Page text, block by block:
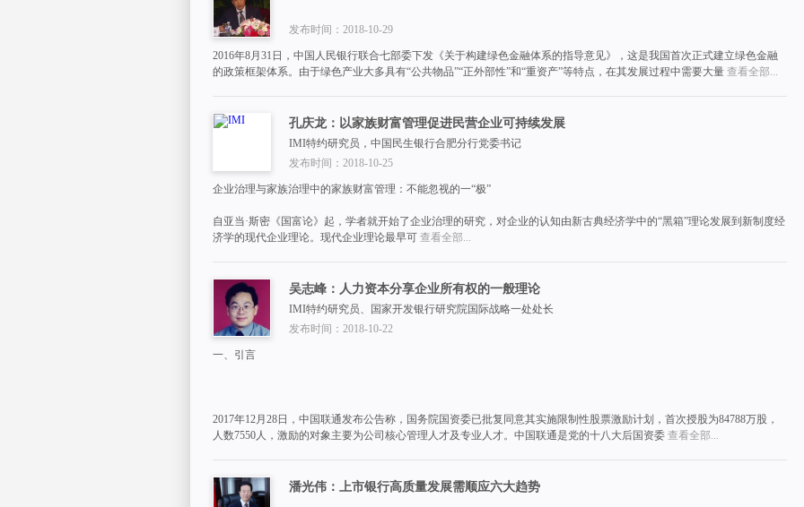
发布时间：2018-10-29
2016年8月31日，中国人民银行联合七部委下发《关于构建绿色金融体系的指导意见》，这是我国首次正式建立绿色金融
的政策框架体系。由于绿色产业大多具有“公共物品”“正外部性”和“重资产”等特点，在其发展过程中需要大量 查看全部...
孔庆龙：以家族财富管理促进民营企业可持续发展
IMI特约研究员，中国民生银行合肥分行党委书记
发布时间：2018-10-25
企业治理与家族治理中的家族财富管理：不能忽视的一“极”
自亚当·斯密《国富论》起，学者就开始了企业治理的研究，对企业的认知由新古典经济学中的“黑箱”理论发展到新制度经
济学的现代企业理论。现代企业理论最早可 查看全部...
吴志峰：人力资本分享企业所有权的一般理论
IMI特约研究员、国家开发银行研究院国际战略一处处长
发布时间：2018-10-22
一、引言
2017年12月28日，中国联通发布公告称，国务院国资委已批复同意其实施限制性股票激励计划，首次授股为84788万股，
人数7550人，激励的对象主要为公司核心管理人才及专业人才。中国联通是党的十八大后国资委 查看全部...
潘光伟：上市银行高质量发展需顺应六大趋势